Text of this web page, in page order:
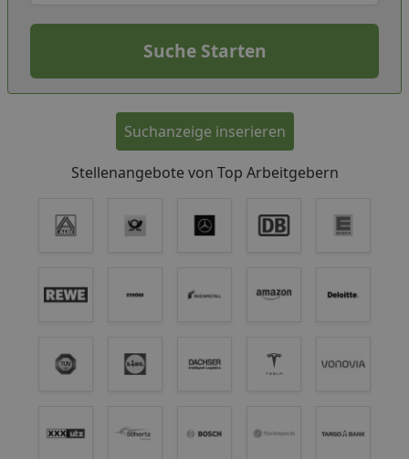
Suchanzeige inserieren
Stellenangebote von Top Arbeitgebern